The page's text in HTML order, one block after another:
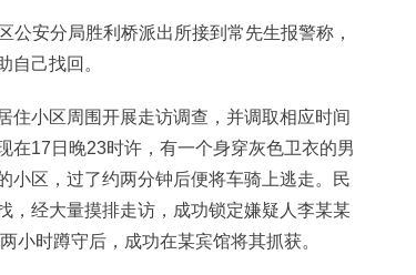
安分局胜利桥派出所接到常先生报警称，
自己找回。
小区周围开展走访调查，并调取相应时间
在17日晚23时许，有一个身穿灰色卫衣的男
小区，过了约两分钟后便将车骑上逃走。民
，经大量摸排走访，成功锁定嫌疑人李某某
小时蹲守后，成功在某宾馆将其抓获。